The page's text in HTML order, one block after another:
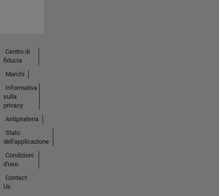
Centro di
fiducia
Marchi
Informativa
sulla
privacy
Antipirateria
Stato
dell'applicazione
Condizioni
d'uso
Contact
Us